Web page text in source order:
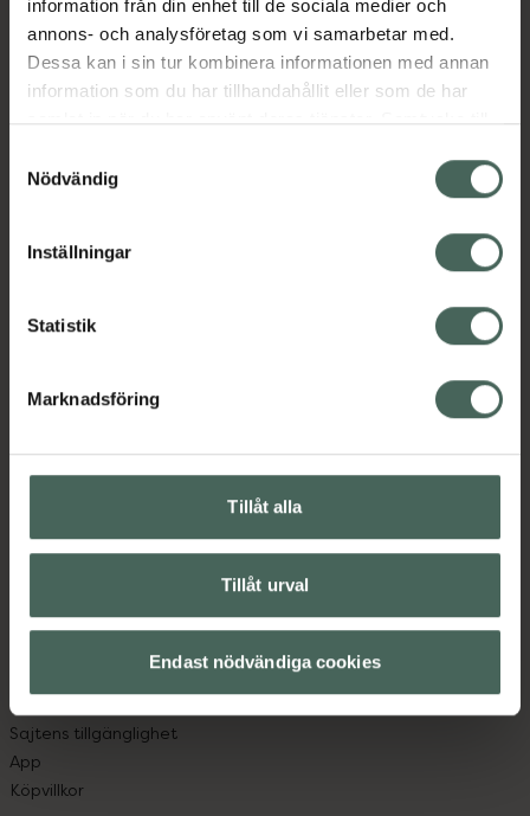
information från din enhet till de sociala medier och
annons- och analysföretag som vi samarbetar med.
Dessa kan i sin tur kombinera informationen med annan
information som du har tillhandahållit eller som de har
samlat in när du har använt deras tjänster. Samtycke till
återkalla ditt samtycke via webbplatsens
cookieinställningar. Ett återkallat samtycke påverkar inte
lagligheten av behandling som skett innan återkallelsen.
Nödvändig
Inställningar
Statistik
Marknadsföring
Tillåt alla
Tillåt urval
Endast nödvändiga cookies
Läs alltid bipacksedeln innan
användning.
EAN:04260016652778
Bipacksedel från FASS Visa
Kronans Apotek finns här för dig. Du hittar oss från Skåne i
syd till Lappland i norr, och online i mobilen och på
datorn. Oavsett vem du är så är det vårt uppdrag att
med oss.
Kundservice
Kontakta oss
Hitta apotek
Leverans, betalning och retur
Kundklubb
Sajtens tillgänglighet
App
Köpvillkor